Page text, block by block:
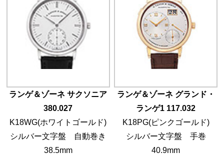
ランゲ＆ゾーネ サクソニア
380.027
K18WG(ホワイトゴールド)
シルバー文字盤 自動巻き
38.5mm
ランゲ＆ゾーネ グランド・
ランゲ1 117.032
K18PG(ピンクゴールド)
シルバー文字盤 手巻
40.9mm